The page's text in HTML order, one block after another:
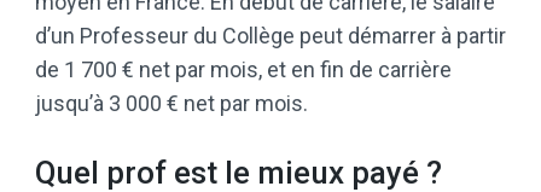
d’un Professeur du Collège peut démarrer à partir
de 1 700 € net par mois, et en fin de carrière
jusqu’à 3 000 € net par mois.
Quel prof est le mieux payé ?